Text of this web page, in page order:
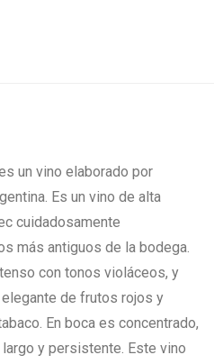
un vino elaborado por
Es un vino de alta
cuidadosamente
más antiguos de la bodega.
con tonos violáceos, y
de frutos rojos y
En boca es concentrado,
y persistente. Este vino